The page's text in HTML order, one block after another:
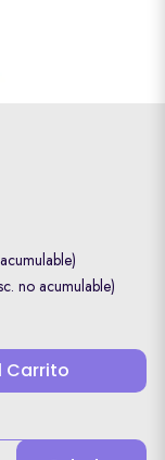
no acumulable)
Carrito